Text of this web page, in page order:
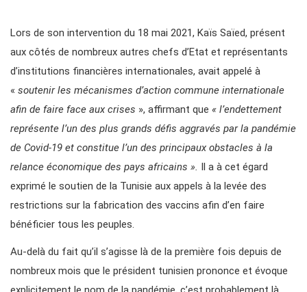
Lors de son intervention du 18 mai 2021, Kaïs Saïed, présent
aux côtés de nombreux autres chefs d’Etat et représentants
d’institutions financières internationales, avait appelé à
« soutenir les mécanismes d’action commune internationale
afin de faire face aux crises », affirmant que « l’endettement
représente l’un des plus grands défis aggravés par la pandémie
de Covid-19 et constitue l’un des principaux obstacles à la
relance économique des pays africains ». Il a à cet égard
exprimé le soutien de la Tunisie aux appels à la levée des
restrictions sur la fabrication des vaccins afin d’en faire
bénéficier tous les peuples.
Au-delà du fait qu’il s’agisse là de la première fois depuis de
nombreux mois que le président tunisien prononce et évoque